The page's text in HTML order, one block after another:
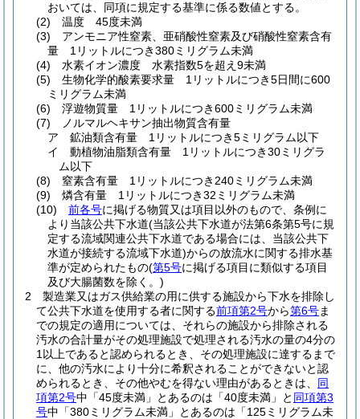
おいては、同項に規定する基準に係る数値とする。
(2)
温度 45度未満
(3)
アンモニア性窒素、亜硝酸性窒素及び硝酸性窒素含有
量 1リットルにつき380ミリグラム未満
(4)
水素イオン濃度 水素指数5を超え9未満
(5)
生物化学的酸素要求量 1リットルにつき5日間に600
ミリグラム未満
(6)
浮遊物質量 1リットルにつき600ミリグラム未満
(7)
ノルマルヘキサン抽出物質含有量
ア
鉱油類含有量 1リットルにつき5ミリグラム以下
イ
動植物油脂類含有量 1リットルにつき30ミリグラ
ム以下
(8)
窒素含有量 1リットルにつき240ミリグラム未満
(9)
燐含有量 1リットルにつき32ミリグラム未満
(10)
前各号に掲げる物質又は項目以外のもので、条例に
より当該公共下水道(当該公共下水道が法第6条第5号に規
定する流域関連公共下水道である場合には、当該公共下
水道が接続する流域下水道)からの放流水に関する排水基
準が定められたもの(第5号に掲げる項目に類似する項目
及び大腸菌数を除く。)
2
製造業又はガス供給業の用に供する施設から下水を排除し
て公共下水道を使用する者に関する前項第2号から第6号ま
での規定の適用については、それらの施設から排除される
汚水の合計量がその処理施設で処理される汚水の量の4分の
1以上であると認められるとき、その処理施設に達するまで
に、他の汚水により十分に希釈されることができないと認
められるとき、その他やむを得ない理由があるときは、 同
項第2号中「45度未満」とあるのは「40度未満」と 同項第3
号中「380ミリグラム未満」とあるのは「125ミリグラム未